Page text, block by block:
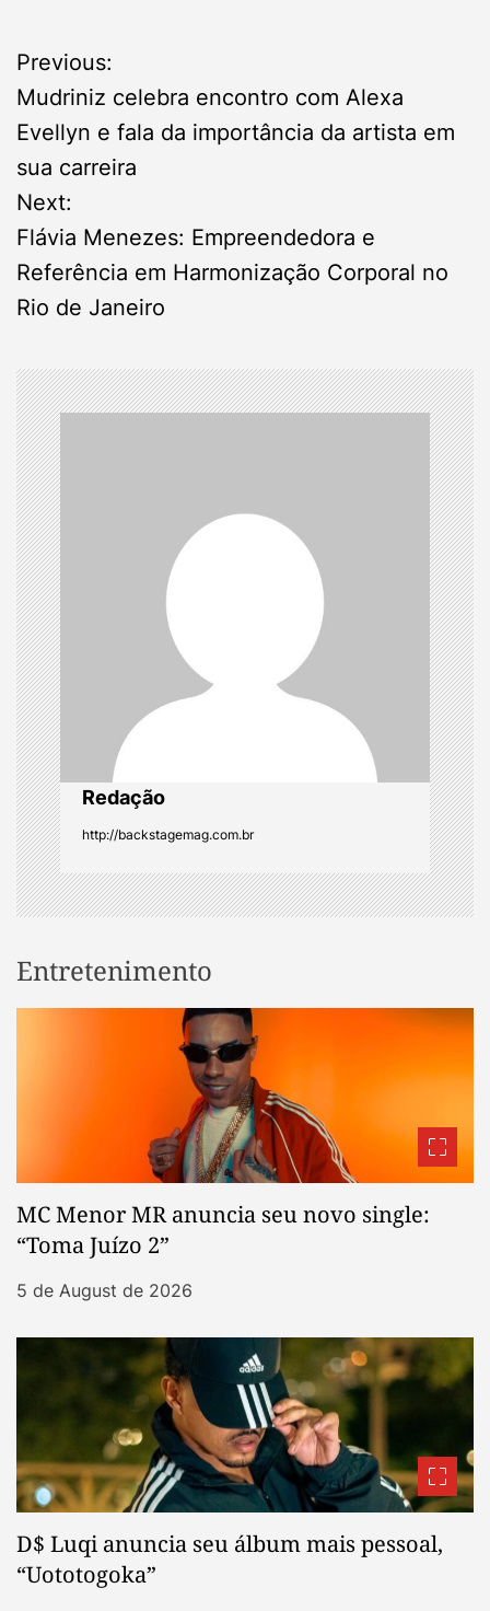
P
o
s
t
n
v
i
g
a
t
i
o
n
Previous:
Mudriniz celebra encontro com Alexa
Evellyn e fala da importância da artista em
sua carreira
Next:
Flávia Menezes: Empreendedora e
Referência em Harmonização Corporal no
Rio de Janeiro
Redação
http://backstagemag.com.br
Entretenimento
MC Menor MR anuncia seu novo single:
“Toma Juízo 2”
5 de August de 2026
D$ Luqi anuncia seu álbum mais pessoal,
“Uototogoka”